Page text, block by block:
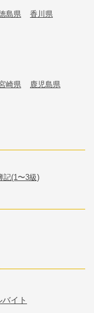
島県 香川県
崎県 鹿児島県
記(1〜3級)
イト